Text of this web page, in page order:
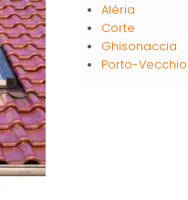
Aléria
Corte
Ghisonaccia
Porto-Vecchio